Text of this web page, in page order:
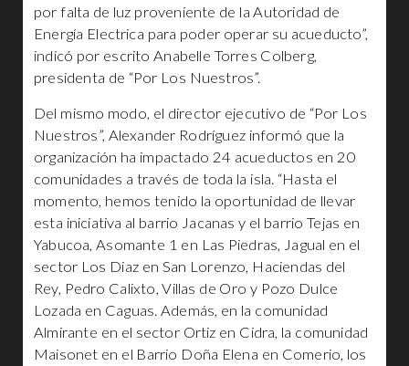
por falta de luz proveniente de la Autoridad de
Energía Electrica para poder operar su acueducto”,
indicó por escrito Anabelle Torres Colberg,
presidenta de “Por Los Nuestros”.
Del mismo modo, el director ejecutivo de “Por Los
Nuestros”, Alexander Rodríguez informó que la
organización ha impactado 24 acueductos en 20
comunidades a través de toda la isla. “Hasta el
momento, hemos tenido la oportunidad de llevar
esta iniciativa al barrio Jacanas y el barrio Tejas en
Yabucoa, Asomante 1 en Las Piedras, Jagual en el
sector Los Diaz en San Lorenzo, Haciendas del
Rey, Pedro Calixto, Villas de Oro y Pozo Dulce
Lozada en Caguas. Además, en la comunidad
Almirante en el sector Ortiz en Cidra, la comunidad
Maisonet en el Barrio Doña Elena en Comerio, los